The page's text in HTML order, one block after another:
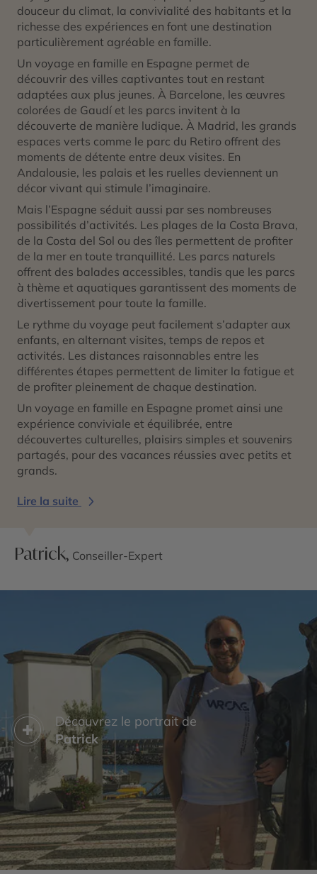
douceur du climat, la convivialité des habitants et la
richesse des expériences en font une destination
particulièrement agréable en famille.
Un voyage en famille en Espagne permet de
découvrir des villes captivantes tout en restant
adaptées aux plus jeunes. À Barcelone, les œuvres
colorées de Gaudí et les parcs invitent à la
découverte de manière ludique. À Madrid, les grands
espaces verts comme le parc du Retiro offrent des
moments de détente entre deux visites. En
Andalousie, les palais et les ruelles deviennent un
décor vivant qui stimule l’imaginaire.
Mais l’Espagne séduit aussi par ses nombreuses
possibilités d’activités. Les plages de la Costa Brava,
de la Costa del Sol ou des îles permettent de profiter
de la mer en toute tranquillité. Les parcs naturels
offrent des balades accessibles, tandis que les parcs
à thème et aquatiques garantissent des moments de
divertissement pour toute la famille.
Le rythme du voyage peut facilement s’adapter aux
enfants, en alternant visites, temps de repos et
activités. Les distances raisonnables entre les
différentes étapes permettent de limiter la fatigue et
de profiter pleinement de chaque destination.
Un voyage en famille en Espagne promet ainsi une
expérience conviviale et équilibrée, entre
découvertes culturelles, plaisirs simples et souvenirs
partagés, pour des vacances réussies avec petits et
grands.
Lire la suite
Patrick, Conseiller-Expert
Découvrez le portrait de
Patrick